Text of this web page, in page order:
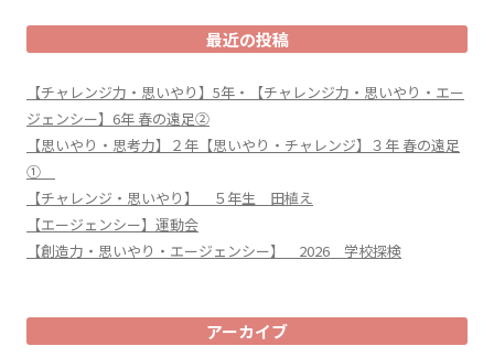
最近の投稿
【チャレンジ力・思いやり】5年・【チャレンジ力・思いやり・エー
ジェンシー】6年 春の遠足②
【思いやり・思考力】２年【思いやり・チャレンジ】３年 春の遠足
①
【チャレンジ・思いやり】 ５年生 田植え
【エージェンシー】運動会
【創造力・思いやり・エージェンシー】 2026 学校探検
アーカイブ